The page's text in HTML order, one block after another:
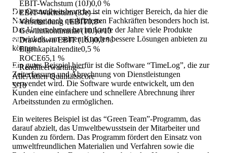
EBIT-Wachstum (10J)0,0 %
EBIT-Wachstum (3Je)—
Verschuldung / EBIT0,8×
Gewinnkontinuität (10J)0/10
Drawdown EBIT (10J)0,0 %
Eigenkapitalrendite0,5 %
ROCE65,1 %
Renditeerwartung—
AlleAktien Qualitätsscore
5/10
Die Gesundheitsbranche ist ein wichtiger Bereich, da hier die
Nachfrage nach qualifizierten Fachkräften besonders hoch ist.
Das Unternehmen hat im Laufe der Jahre viele Produkte
entwickelt, um seinen Kunden bessere Lösungen anbieten zu
können.
Ein gutes Beispiel hierfür ist die Software “TimeLog”, die zur
Zeiterfassung und Abrechnung von Dienstleistungen
verwendet wird. Die Software wurde entwickelt, um den
Kunden eine einfachere und schnellere Abrechnung ihrer
Arbeitsstunden zu ermöglichen.
Ein weiteres Beispiel ist das “Green Team”-Programm, das
darauf abzielt, das Umweltbewusstsein der Mitarbeiter und
Kunden zu fördern. Das Programm fördert den Einsatz von
umweltfreundlichen Materialien und Verfahren sowie die